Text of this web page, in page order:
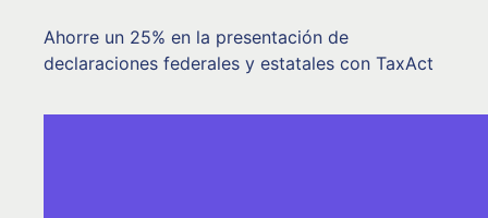
Ahorre un 25% en la presentación de
declaraciones federales y estatales con TaxAct